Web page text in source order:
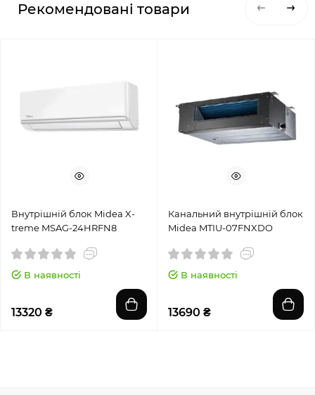
Рекомендовані товари
Внутрішній блок Midea X-
treme MSAG-24HRFN8
В наявності
13320 ₴
Канальний внутрішній блок
Midea MTIU-07FNXDO
В наявності
13690 ₴